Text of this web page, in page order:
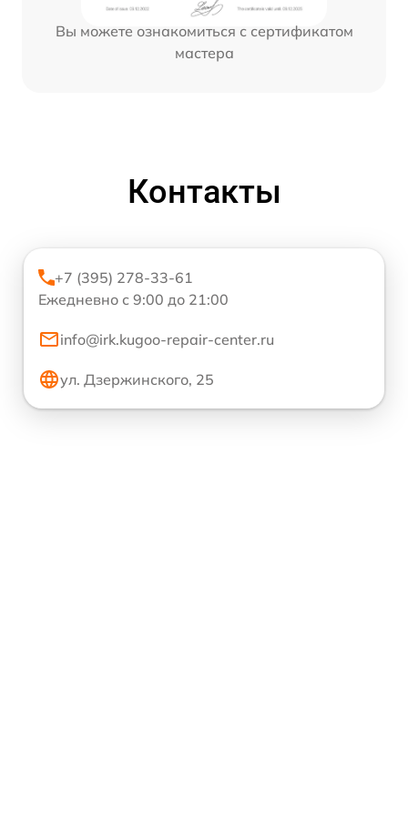
Вы можете ознакомиться с сертификатом
мастера
Контакты
+7 (395) 278-33-61
Ежедневно с 9:00 до 21:00
info@irk.kugoo-repair-center.ru
ул. Дзержинского, 25